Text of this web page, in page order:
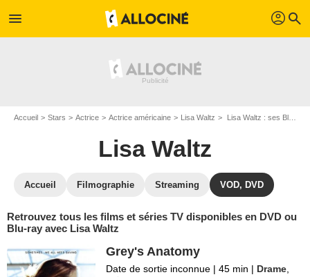
menu profil search
Accueil Stars Actrice Actrice américaine Lisa Waltz Lisa Waltz : ses Blu-Ray, DVD, VOD, SVOD
Lisa Waltz
Accueil Filmographie Streaming VOD, DVD
Retrouvez tous les films et séries TV disponibles en DVD ou
Blu-ray avec Lisa Waltz
Grey's Anatomy
Date de sortie inconnue | 45 min | Drame